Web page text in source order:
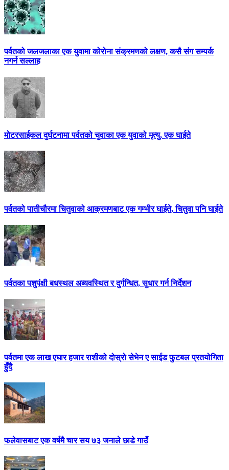
पर्वतको जलजलाका एक युवामा कोरोना संक्रमणको लक्षण, कसै संग सम्पर्क
नगर्न सल्लाह
मोटरसाईकल दुर्घटनामा पर्वतको चुवाका एक युवाको मृत्यु, एक घाईते
पर्वतको पातीचौरमा चितुवाको आक्रमणबाट एक गम्भीर घाईते, चितुवा पनि घाईते
पर्वतका पशुपंक्षी बधस्थल अब्यवस्थित र दुर्गन्धित, सुधार गर्न निर्देशन
पर्वतमा एक लाख एघार हजार राशीको दोस्रो सेभेन ए साईड फुटबल प्रतयोगिता
हुँदै
फलेवासबाट एक वर्षमै चार सय ७३ जनाले छाडे गाउँ